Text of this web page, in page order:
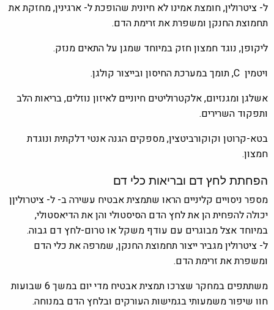
ל- ציטרולין, חומצת אמינו לא חיונית שהופכת ל- ארגינין, מחזקת את
תחמוצת החנקן ומשפרת את זרימת הדם.
ליקופן, נוגד חמצון חזק במיוחד שמגן על התאים מנזק.
ויטמין C, תומך במערכת החיסון ובייצור קולגן.
אשלגן ומגנזיום, אלקטרוליטים חיוניים לאיזון נוזלים, בריאות הלב
ותפקוד השרירים.
בטא-קרוטן וקוקורביטצין, מספקים הגנה אנטי דלקתית ונוגדת
חמצון.
הפחתת לחץ דם ובריאות כלי דם
מספר ניסויים קליניים הראו שתמצית אבטיח עשירה ב- ל- ציטרוליןן
יכולה להפחית הן את לחץ הדם הסיסטולי והן את הדיאסטולי,
במיוחד אצל מבוגרים עם עודף משקל או טרום-לחץ דם גבוה.
ל- ציטרולין מגביר ייצור תחמוצת החנקן, שמרפה את כלי הדם
ומשפרת את זרימת הדם.
משתתפים במחקר שצרכו תמצית אבטיח מדי יום במשך 6 שבועות
חוו שיפור משמעותי בגמישות העורקים ובלחץ הדם במנוחה.